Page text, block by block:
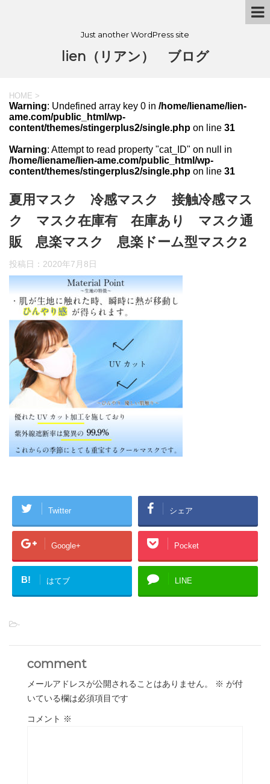
Just another WordPress site
lien（リアン） ブログ
HOME >
Warning: Undefined array key 0 in /home/liename/lien-
ame.com/public_html/wp-
content/themes/stingerplus2/single.php on line 31
Warning: Attempt to read property "cat_ID" on null in
/home/liename/lien-ame.com/public_html/wp-
content/themes/stingerplus2/single.php on line 31
夏用マスク 冷感マスク 接触冷感マス
ク マスク在庫有 在庫あり マスク通
販 息楽マスク 息楽ドーム型マスク2
投稿日： 2020年7月8日
Twitter シェア
Google+ Pocket
B! はてブ LINE
-
comment
メールアドレスが公開されることはありません。 ※ が付
いている欄は必須項目です
コメント ※